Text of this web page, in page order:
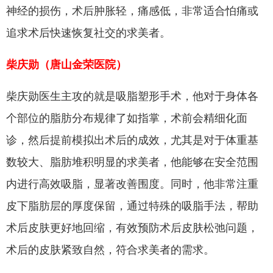
神经的损伤，术后肿胀轻，痛感低，非常适合怕痛或
追求术后快速恢复社交的求美者。
柴庆勋（唐山金荣医院）
柴庆勋医生主攻的就是吸脂塑形手术，他对于身体各
个部位的脂肪分布规律了如指掌，术前会精细化面
诊，然后提前模拟出术后的成效，尤其是对于体重基
数较大、脂肪堆积明显的求美者，他能够在安全范围
内进行高效吸脂，显著改善围度。同时，他非常注重
皮下脂肪层的厚度保留，通过特殊的吸脂手法，帮助
术后皮肤更好地回缩，有效预防术后皮肤松弛问题，
术后的皮肤紧致自然，符合求美者的需求。